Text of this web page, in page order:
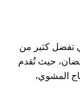
تفضل كثير من
حيث تُقدم
المشوي،